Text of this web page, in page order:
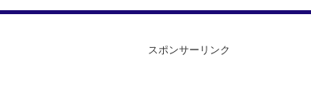
スポンサーリンク